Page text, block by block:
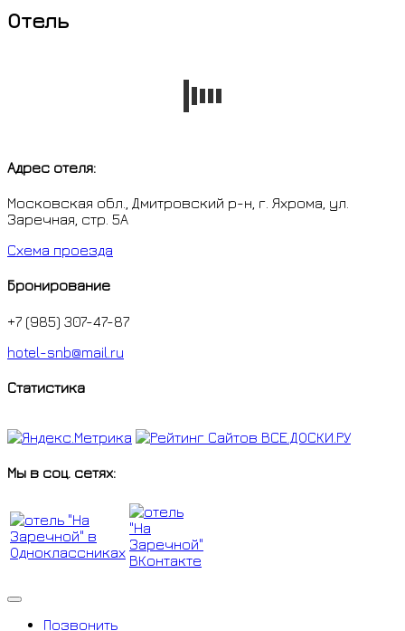
Отель
Адрес отеля:
Московская обл., Дмитровский р-н, г. Яхрома, ул.
Заречная, стр. 5А
Схема проезда
Бронирование
+7 (985) 307-47-87
hotel-snb@mail.ru
Статистика
Мы в соц. сетях:
Позвонить